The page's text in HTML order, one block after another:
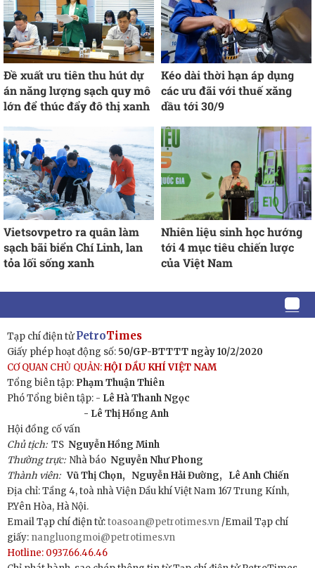
Đề xuất ưu tiên thu hút dự
án năng lượng sạch quy mô
lớn để thúc đẩy đô thị xanh
Kéo dài thời hạn áp dụng
các ưu đãi với thuế xăng
dầu tới 30/9
Vietsovpetro ra quân làm
sạch bãi biển Chí Linh, lan
tỏa lối sống xanh
Nhiên liệu sinh học hướng
tới 4 mục tiêu chiến lược
của Việt Nam
Tạp chí điện tửPetroTimes
Giấy phép hoạt động số: 50/GP-BTTTT ngày 10/2/2020
CƠ QUAN CHỦ QUẢN:HỘI DẦU KHÍ VIỆT NAM
Tổng biên tập: Phạm Thuận Thiên
Phó Tổng biên tập: - Lê Hà Thanh Ngọc
- Lê Thị Hồng Anh
Hội đồng cố vấn
Chủ tịch:TS Nguyễn Hồng Minh
Thường trực: Nhà báo Nguyễn Như Phong
Thành viên: Vũ Thị Chọn, Nguyễn Hải Đường,
Lê Anh Chiến
Địa chỉ: Tầng 4, toà nhà Viện Dầu khí Việt Nam 167 Trung Kính,
P.Yên Hòa, Hà Nội.
Email Tạp chí điện tử:toasoan@petrotimes.vn/Email Tạp chí
giấy: nangluongmoi@petrotimes.vn
Hotline: 0937.66.46.46